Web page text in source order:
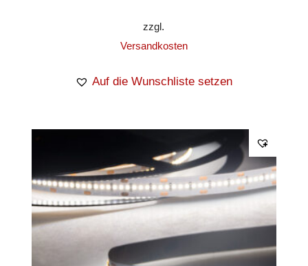
zzgl.
Versandkosten
Auf die Wunschliste setzen